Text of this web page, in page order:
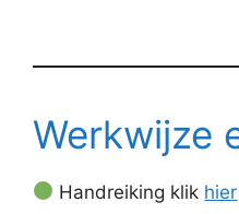
Werkwijze
Handreiking klik hier